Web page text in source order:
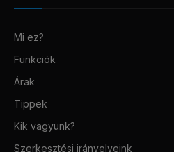
Mi ez?
Funkciók
Árak
Tippek
Kik vagyunk?
Szerkesztési irányelveink